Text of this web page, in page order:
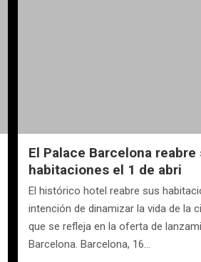
El Palace Barcelona reabre
habitaciones el 1 de abri
El histórico hotel reabre sus
intención de dinamizar la vida de la
que se refleja en la oferta de
Barcelona. Barcelona, 16…